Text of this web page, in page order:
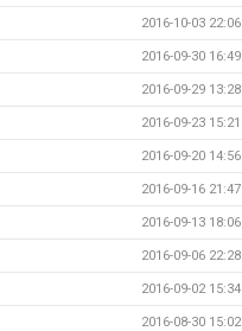
2016-10-03 22:06
2016-09-30 16:49
2016-09-29 13:28
2016-09-23 15:21
2016-09-20 14:56
2016-09-16 21:47
2016-09-13 18:06
2016-09-06 22:28
2016-09-02 15:34
2016-08-30 15:02